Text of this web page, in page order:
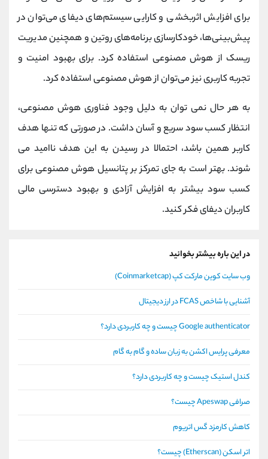
برای افزایش اثربخشی و کارایی سیستم‌های دیفای می‌توان در
پیش‌بینی‌ها، خودکارسازی برنامه‌های روتین و همچنین مدیریت
ریسک از هوش مصنوعی استفاده کرد. برای بهبود امنیت و
تجربه کاربری نیز می‌توان از هوش مصنوعی استفاده کرد.
به هر حال نمی توان به دلیل وجود فناوری هوش مصنوعی،
انتظار کسب سود سریع و آسان داشت. در صورتی که تنها هدف
کاربر همین باشد، احتمالا در رسیدن به این هدف ناامید می
شوند. بهتر است به جای تمرکز بر پتانسیل هوش مصنوعی برای
کسب سود بیشتر به افزایش آزادی و بهبود دسترسی مالی
کاربران دیفای فکر کنید.
در این باره بیشتر بخوانید
وب سایت کوین مارکت کپ (Coinmarketcap)
آشنایی با شاخص FCAS در ارز دیجیتال
Google authenticator چیست و چه کاربردی دارد؟
معرفی پرایس اکشن به زبان ساده و گام به گام
کندل استیک چیست و چه کاربردی دارد؟
صرافی Apeswap چیست؟
کاهش کارمزد گس اتریوم
اتر اسکن (Etherscan) چیست؟